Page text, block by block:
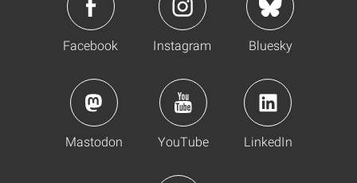
Facebook Instagram Bluesky
Mastodon YouTube LinkedIn